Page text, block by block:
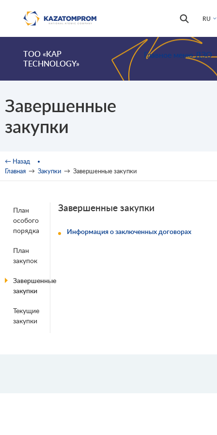
RU
Форма
Поиск
ТОО «KAP
TECHNOLOGY»
Главное меню ДЗО
Завершенные
закупки
Вы здесь
← Назад
Главная → Закупки → Завершенные закупки
План
особого
порядка
План
закупок
Завершенные
закупки
Текущие
закупки
Завершенные закупки
Информация о заключенных договорах